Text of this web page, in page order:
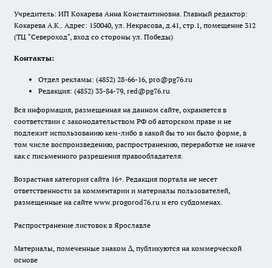
Учредитель: ИП Кокарева Анна Константиновна. Главный редактор:
Кокарева А.К.. Адрес: 150040, ул. Некрасова, д.41, стр.1, помещение 312
(ТЦ "Североход", вход со стороны ул. Победы)
Контакты:
Отдел рекламы: (4852) 28-66-16, pro@pg76.ru
Редакция: (4852) 33-84-79, red@pg76.ru
Вся информация, размещенная на данном сайте, охраняется в
соответствии с законодательством РФ об авторском праве и не
подлежит использованию кем-либо в какой бы то ни было форме, в
том числе воспроизведению, распространению, переработке не иначе
как с письменного разрешения правообладателя.
Возрастная категория сайта 16+. Редакция портала не несет
ответственности за комментарии и материалы пользователей,
размещенные на сайте www.progorod76.ru и его субдоменах.
Распространение листовок в Ярославле
Материалы, помеченные знаком ∆, публикуются на коммерческой
основе